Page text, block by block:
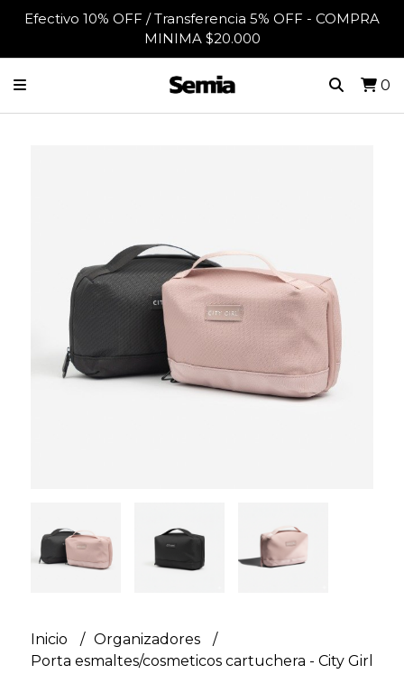
Efectivo 10% OFF / Transferencia 5% OFF - COMPRA
MINIMA $20.000
0
Inicio
Organizadores
Porta esmaltes/cosmeticos cartuchera - City Girl